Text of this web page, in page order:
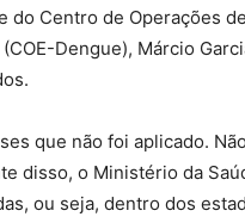
do Centro de Operações
Dengue), Márcio
que não foi aplicado.
disso, o Ministério da
ou seja, dentro dos